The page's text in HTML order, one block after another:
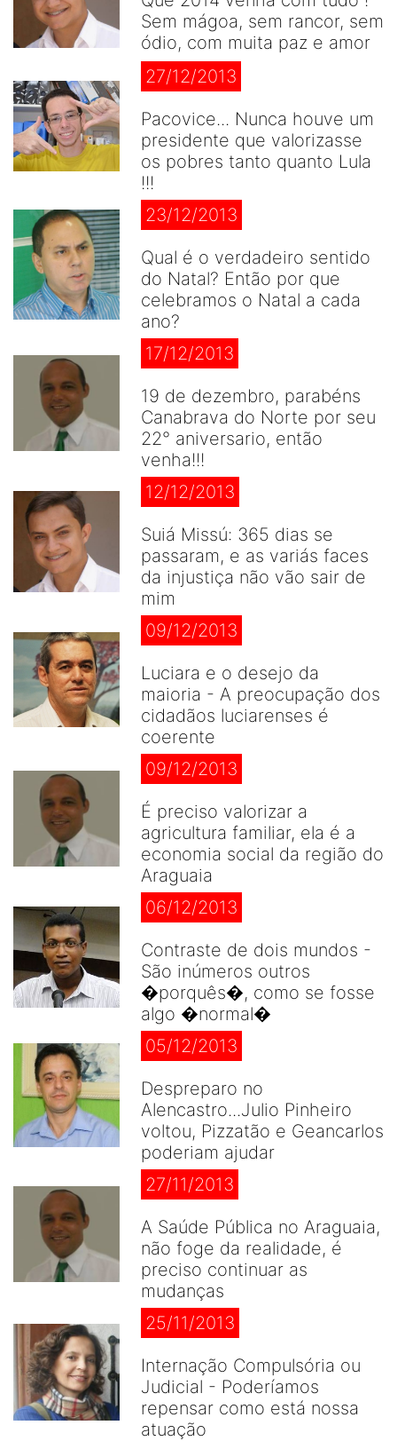
Sem mágoa, sem rancor, sem
ódio, com muita paz e amor
27/12/2013
Pacovice... Nunca houve um
presidente que valorizasse
os pobres tanto quanto Lula
!!!
23/12/2013
Qual é o verdadeiro sentido
do Natal? Então por que
celebramos o Natal a cada
ano?
17/12/2013
19 de dezembro, parabéns
Canabrava do Norte por seu
22° aniversario, então
venha!!!
12/12/2013
Suiá Missú: 365 dias se
passaram, e as variás faces
da injustiça não vão sair de
mim
09/12/2013
Luciara e o desejo da
maioria - A preocupação dos
cidadãos luciarenses é
coerente
09/12/2013
É preciso valorizar a
agricultura familiar, ela é a
economia social da região do
Araguaia
06/12/2013
Contraste de dois mundos -
São inúmeros outros
�porquês�, como se fosse
algo �normal�
05/12/2013
Despreparo no
Alencastro...Julio Pinheiro
voltou, Pizzatão e Geancarlos
poderiam ajudar
27/11/2013
A Saúde Pública no Araguaia,
não foge da realidade, é
preciso continuar as
mudanças
25/11/2013
Internação Compulsória ou
Judicial - Poderíamos
repensar como está nossa
atuação